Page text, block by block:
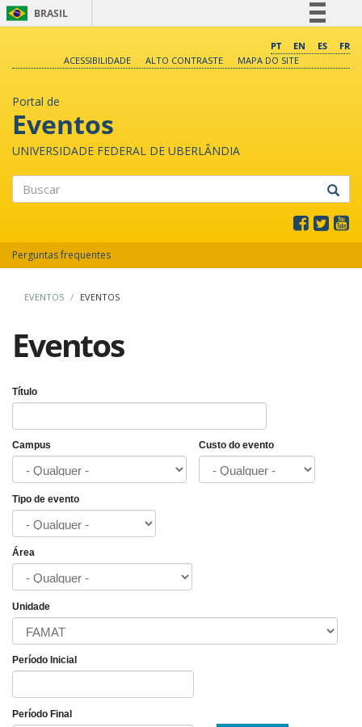
BRASIL
Comunica BR
PT EN ES
FR
ACESSIBILIDADE
ALTO CONTRASTE MAPA DO SITE
Portal de
Eventos
UNIVERSIDADE FEDERAL DE UBERLÂNDIA
Perguntas frequentes
EVENTOS EVENTOS
Eventos
Título
Campus Custo do evento
Tipo de evento
Área
Unidade
Período Inicial
Período Final